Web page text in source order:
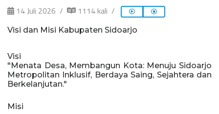
14 Juli 2026 1114 kali
Visi dan Misi Kabupaten Sidoarjo
Visi
"Menata Desa, Membangun Kota: Menuju Sidoarjo
Metropolitan Inklusif, Berdaya Saing, Sejahtera dan
Berkelanjutan."
Misi